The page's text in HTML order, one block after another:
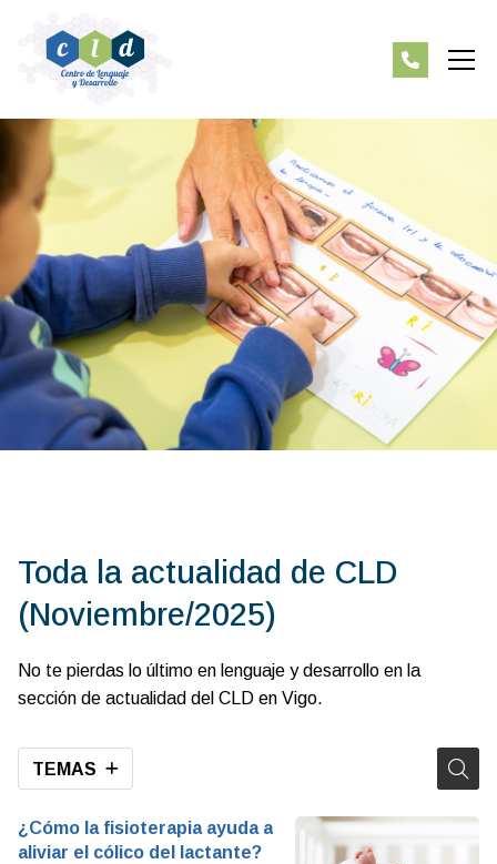
Toda la actualidad de CLD
(Noviembre/2025)
No te pierdas lo último en lenguaje y desarrollo en la
sección de actualidad del CLD en Vigo.
TEMAS
¿Cómo la fisioterapia ayuda a
aliviar el cólico del lactante?